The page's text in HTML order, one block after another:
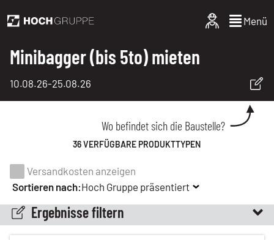
Menü
Minibagger (bis 5to) mieten
10.08.26-25.08.26
Wo befindet sich die Baustelle?
36 VERFÜGBARE PRODUKTTYPEN
Ergebnisse filtern
Versandkosten anzeigen
Sortieren nach:Hoch Gruppe präsentiert